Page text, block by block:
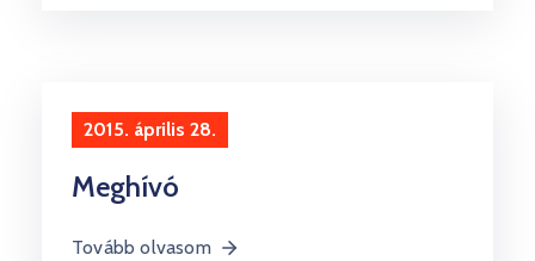
2015. április 28.
Meghívó
Tovább olvasom